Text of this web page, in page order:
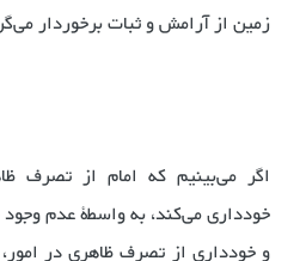
زمین از آرامش و ثبات برخوردار
اگر می‌بینیم که امام از تصرف
خودداری می‌کند، به واسطۀ عدم
و خودداری از تصرف ظاهری در